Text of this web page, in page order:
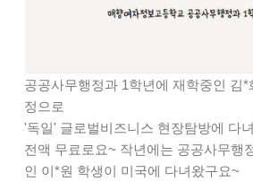
공공사무행정과 1학년에 재학중인 김*
정으로
'독일' 글로벌비즈니스 현장탐방에 다
전액 무료로요~ 작년에는 공공사무행
인 이*원 학생이 미국에 다녀왔구요~